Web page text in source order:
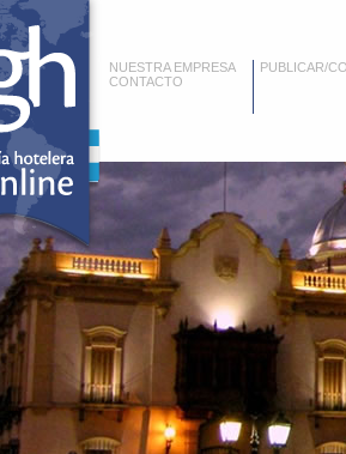
NUESTRA EMPRESA
CONTACTO
PUBLICAR/